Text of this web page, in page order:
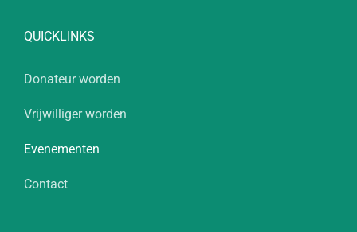
QUICKLINKS
Donateur worden
Vrijwilliger worden
Evenementen
Contact